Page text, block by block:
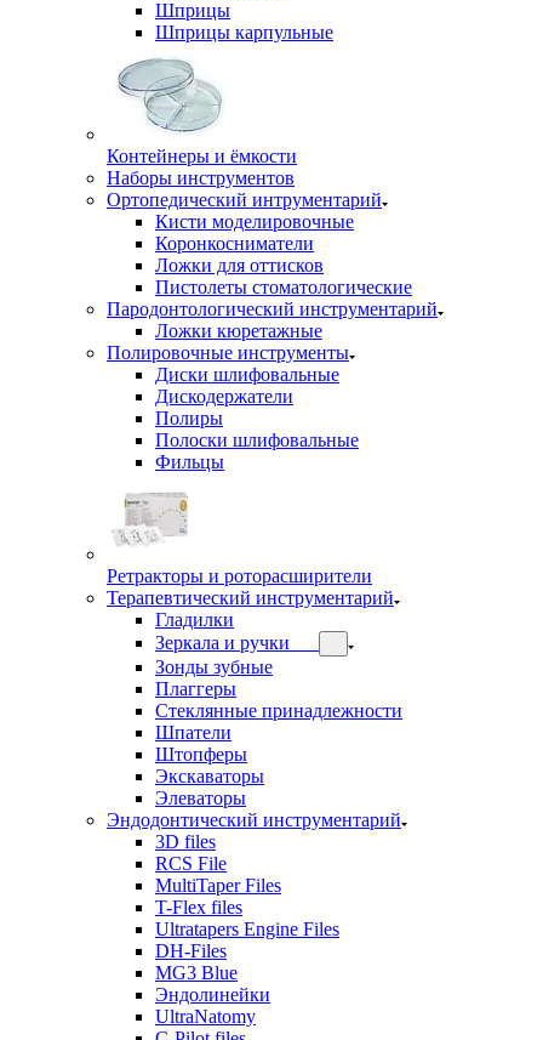
Шприцы
Шприцы карпульные
Контейнеры и ёмкости
Наборы инструментов
Ортопедический интрументарий
Кисти моделировочные
Коронкосниматели
Ложки для оттисков
Пистолеты стоматологические
Пародонтологический инструментарий
Ложки кюретажные
Полировочные инструменты
Диски шлифовальные
Дискодержатели
Полиры
Полоски шлифовальные
Фильцы
Ретракторы и роторасширители
Терапевтический инструментарий
Гладилки
Зеркала и ручки
Зонды зубные
Плаггеры
Стеклянные принадлежности
Шпатели
Штопферы
Экскаваторы
Элеваторы
Эндодонтический инструментарий
3D files
RCS File
MultiTaper Files
T-Flex files
Ultratapers Engine Files
DH-Files
MG3 Blue
Эндолинейки
UltraNatomy